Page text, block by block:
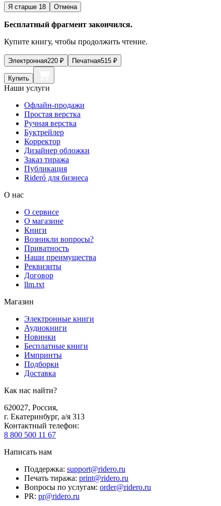
Я старше 18 Отмена
Бесплатный фрагмент закончился.
Купите книгу, чтобы продолжить чтение.
Электронная220 ₽ Печатная515 ₽
Купить
Наши услуги
Офлайн-продажи
Простая верстка
Ручная верстка
Буктрейлер
Корректор
Дизайнер обложки
Заказ тиража
Публикация
Rideró для бизнеса
О нас
О сервисе
О магазине
Книги
Возникли вопросы?
Приватность
Наши преимущества
Реквизиты
Договор
llm.txt
Магазин
Электронные книги
Аудиокниги
Новинки
Бесплатные книги
Импринты
Подборки
Доставка
Как нас найти?
620027, Россия,
г. Екатеринбург, а/я 313
Контактный телефон:
8 800 500 11 67
Написать нам
Поддержка: support@ridero.ru
Печать тиража: print@ridero.ru
Вопросы по услугам: order@ridero.ru
PR: pr@ridero.ru